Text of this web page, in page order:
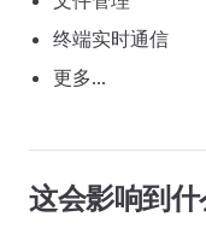
终端实时通信
更多...
这会影响到什